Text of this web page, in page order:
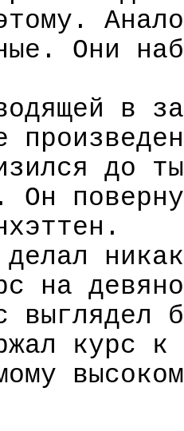
Они
в
до
Он
на
выглядел
курс к